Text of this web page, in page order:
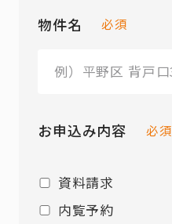
物件名 必須
お申込み内容 必須
資料請求
内覧予約